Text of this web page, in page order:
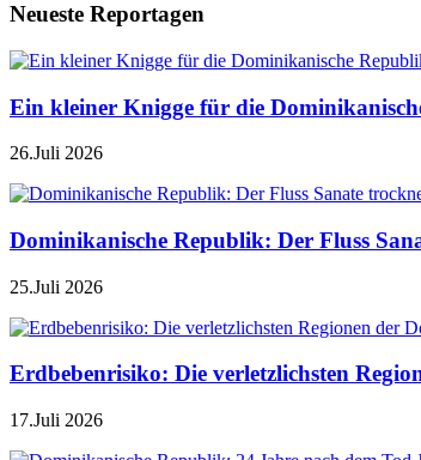
Neueste Reportagen
Ein kleiner Knigge für die
26.Juli 2026
Dominikanische Republik: Der Fluss
25.Juli 2026
Erdbebenrisiko: Die verletzlichsten
17.Juli 2026